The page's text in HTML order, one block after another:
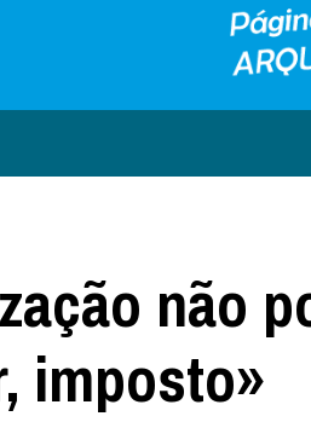
não
imposto»